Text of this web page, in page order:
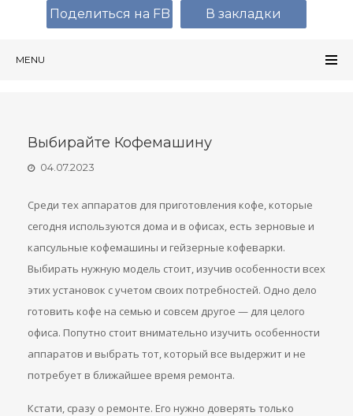
MENU
Выбирайте Кофемашину
04.07.2023
Среди тех аппаратов для приготовления кофе, которые
сегодня используются дома и в офисах, есть зерновые и
капсульные кофемашины и гейзерные кофеварки.
Выбирать нужную модель стоит, изучив особенности всех
этих установок с учетом своих потребностей. Одно дело
готовить кофе на семью и совсем другое — для целого
офиса. Попутно стоит внимательно изучить особенности
аппаратов и выбрать тот, который все выдержит и не
потребует в ближайшее время ремонта.
Кстати, сразу о ремонте. Его нужно доверять только
Поделиться на FB В закладки